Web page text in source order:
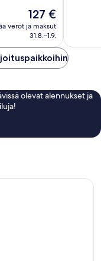
Hinta
127 €
127 €
verot ja maksut
31.8.–1.9.
olevat alennukset ja